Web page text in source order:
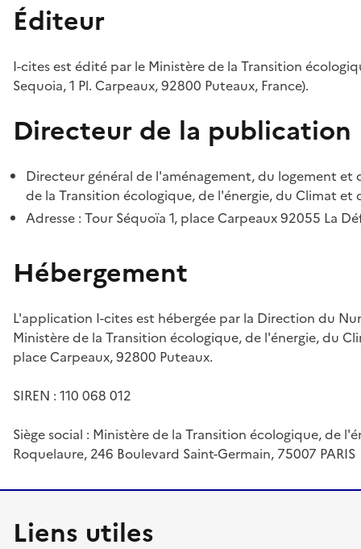
Éditeur
I-cites est édité par le Ministère de la Transition
Sequoia, 1 Pl. Carpeaux, 92800 Puteaux, France).
Directeur de la publication
Directeur général de l'aménagement, du logement
de la Transition écologique, de l'énergie, du Climat et
Adresse : Tour Séquoïa 1, place Carpeaux 92055 La
Hébergement
L'application I-cites est hébergée par la Direction du
Ministère de la Transition écologique, de l'énergie, du
place Carpeaux, 92800 Puteaux.
SIREN : 110 068 012
Siège social : Ministère de la Transition écologique, de
Roquelaure, 246 Boulevard Saint-Germain, 75007 PARIS
Liens utiles